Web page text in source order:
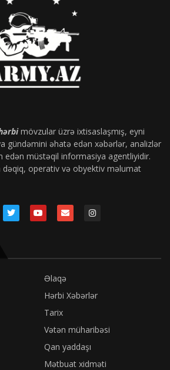
mövzular üzrə ixtisaslaşmış, eyni
gündəmini əhatə edən xəbərlər, analizlər
edən müstəqil informasiya agentliyidir.
dəqiq, operativ və obyektiv məlumat
Əlaqə
Hərbi Xəbərlər
Tarix
Vətən müharibəsi
Qan yaddaşı
Mətbuat xidməti